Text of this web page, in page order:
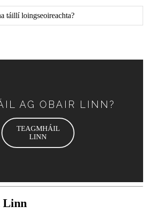
táillí loingseoireachta?
AG OBAIR LINN?
TEAGMHÁIL
LINN
Linn